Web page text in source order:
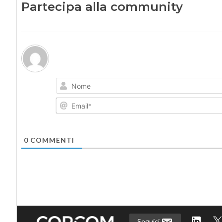
Partecipa alla community
0COMMENTI